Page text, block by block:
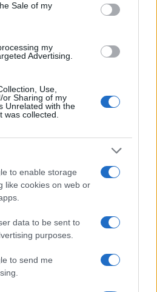
Sale of my
my
Advertising.
Use,
or Sharing of my
Unrelated with the
was collected.
to enable storage
like cookies on web or
data to be sent to
purposes.
to send me
Stevandić ga je ponovo
stolu, možete biti
ono sto sam vam rekao -
da je bespotrebno
da to nije Hipokratova
nastavio svoje izlaganje.
Republika Srpske